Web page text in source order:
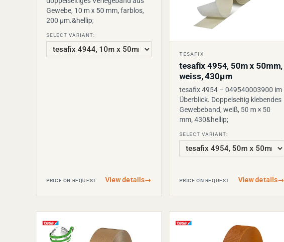
Gewebe, 10 m x 50 mm, farblos,
200 µm.&hellip;
SELECT VARIANT:
PRICE ON REQUEST View details→
TESAFIX
tesafix 4954, 50m x 50mm,
weiss, 430µm
tesafix 4954 – 049540003900 im
Überblick. Doppelseitig klebendes
Gewebeband, weiß, 50 m × 50
mm, 430&hellip;
SELECT VARIANT:
PRICE ON REQUEST View details→